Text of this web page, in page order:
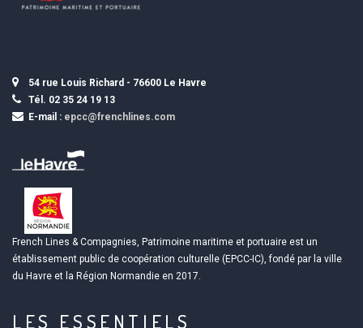
54 rue Louis Richard - 76600 Le Havre
Tél. 02 35 24 19 13
E-mail : epcc@frenchlines.com
French Lines & Compagnies, Patrimoine maritime et portuaire est un
établissement public de coopération culturelle (EPCC-IC), fondé par la ville
du Havre et la Région Normandie en 2017.
LES ESSENTIELS